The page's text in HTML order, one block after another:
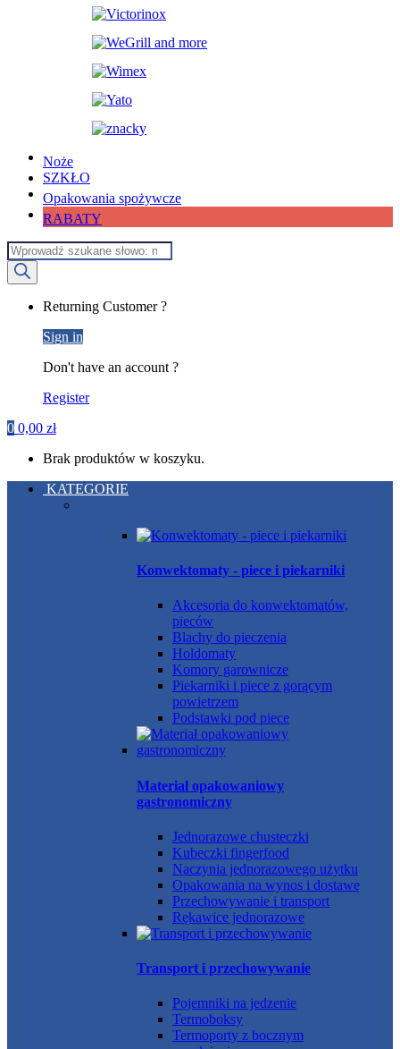
Noże
SZKŁO
Opakowania spożywcze
RABATY
Wyszukiwarka
produktów
Returning Customer ?
Sign in
Don't have an account ?
Register
0 0,00 zł
Brak produktów w koszyku.
KATEGORIE
Konwektomaty - piece i piekarniki
Akcesoria do konwektomatów,
pieców
Blachy do pieczenia
Holdomaty
Komory garownicze
Piekarniki i piece z gorącym
powietrzem
Podstawki pod piece
Materiał opakowaniowy
gastronomiczny
Jednorazowe chusteczki
Kubeczki fingerfood
Naczynia jednorazowego użytku
Opakowania na wynos i dostawę
Przechowywanie i transport
Rękawice jednorazowe
Transport i przechowywanie
Pojemniki na jedzenie
Termoboksy
Termoporty z bocznym